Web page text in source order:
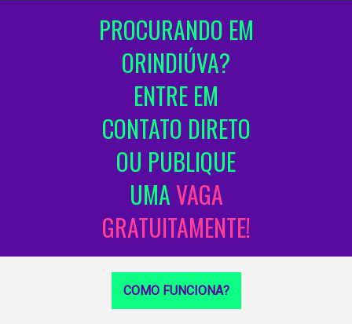
PROCURANDO EM
ORINDIÚVA?
ENTRE EM
CONTATO DIRETO
OU PUBLIQUE
UMAVAGA
GRATUITAMENTE!
COMO FUNCIONA?